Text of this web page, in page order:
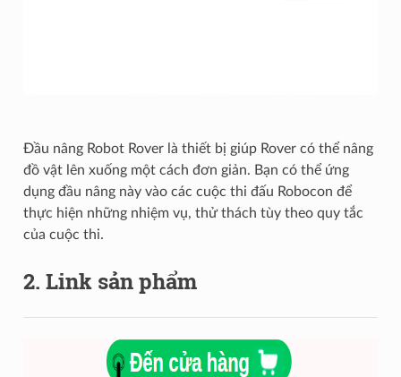
Đầu nâng Robot Rover là thiết bị giúp Rover có thể nâng
đồ vật lên xuống một cách đơn giản. Bạn có thể ứng
dụng đầu nâng này vào các cuộc thi đấu Robocon để
thực hiện những nhiệm vụ, thử thách tùy theo quy tắc
của cuộc thi.
2. Link sản phẩm